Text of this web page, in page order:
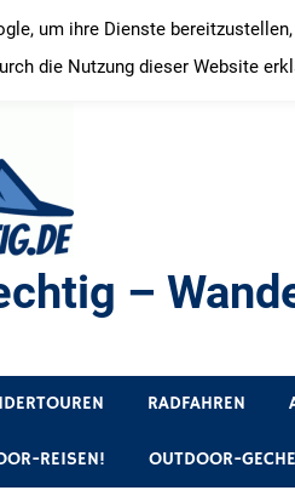
–
RADFAHREN
REISEN! OUTDOOR-
um ihre Dienste
die Nutzung dieser Website